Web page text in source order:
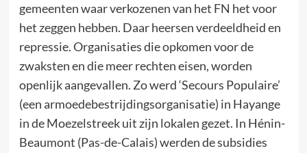
gemeenten waar verkozenen van het FN het voor
het zeggen hebben. Daar heersen verdeeldheid en
repressie. Organisaties die opkomen voor de
zwaksten en die meer rechten eisen, worden
openlijk aangevallen. Zo werd ‘Secours Populaire’
(een armoedebestrijdingsorganisatie) in Hayange
in de Moezelstreek uit zijn lokalen gezet. In Hénin-
Beaumont (Pas-de-Calais) werden de subsidies